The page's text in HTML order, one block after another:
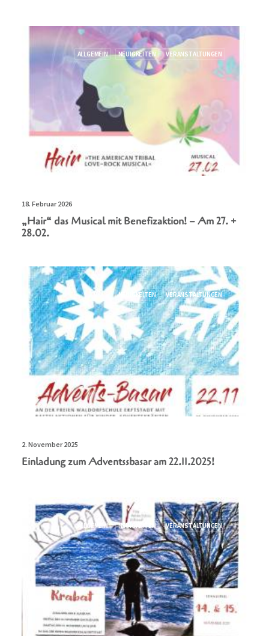
ALLGEMEIN NEUIGKEITEN VERANSTALTUNGEN
18. Februar 2026
„Hair“ das Musical mit Benefizaktion! – Am 27. +
28.02.
NEUIGKEITEN VERANSTALTUNGEN
2. November 2025
Einladung zum Adventssbasar am 22.11.2025!
ALLGEMEIN NEUIGKEITEN VERANSTALTUNGEN